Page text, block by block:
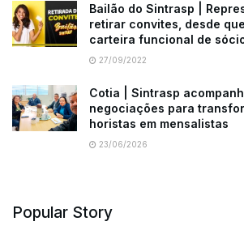
Bailão do Sintrasp |
retirar convites, desde
carteira funcional de
27/09/2022
Cotia | Sintrasp
negociações para
horistas em mensalistas
23/06/2026
Popular Story